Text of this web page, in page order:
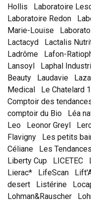
Hollis
Laboratoire
Laboratoire Redon
Marie-Louise
Lactacyd
Lactalis
Ladrôme
Lafon-
Lansoyl
Laphal
Beauty
Laudavie
Medical
Le Chatelard
Comptoir des
comptoir du Bio
Léa
Leo
Leonor Greyl
Flavigny
Les petits
Céliane
Les
Liberty Cup
LICETEC
Lierac*
LifeScan
desert
Listérine
Lohman&Rauscher